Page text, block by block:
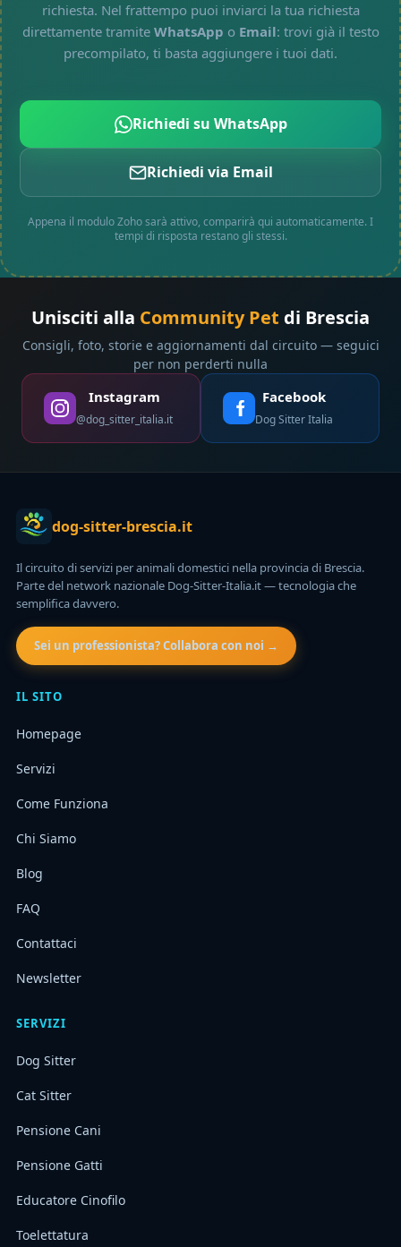
richiesta. Nel frattempo puoi inviarci la tua richiesta
direttamente tramite WhatsApp o Email: trovi già il testo
precompilato, ti basta aggiungere i tuoi dati.
Richiedi su WhatsApp
Richiedi via Email
Appena il modulo Zoho sarà attivo, comparirà qui automaticamente. I
tempi di risposta restano gli stessi.
Unisciti alla Community Pet di Brescia
Consigli, foto, storie e aggiornamenti dal circuito — seguici
per non perderti nulla
Instagram
@dog_sitter_italia.it
Facebook
Dog Sitter Italia
dog-sitter-brescia.it
Il circuito di servizi per animali domestici nella provincia di Brescia.
Parte del network nazionale Dog-Sitter-Italia.it — tecnologia che
semplifica davvero.
Sei un professionista? Collabora con noi →
IL SITO
Homepage
Servizi
Come Funziona
Chi Siamo
Blog
FAQ
Contattaci
Newsletter
SERVIZI
Dog Sitter
Cat Sitter
Pensione Cani
Pensione Gatti
Educatore Cinofilo
Toelettatura